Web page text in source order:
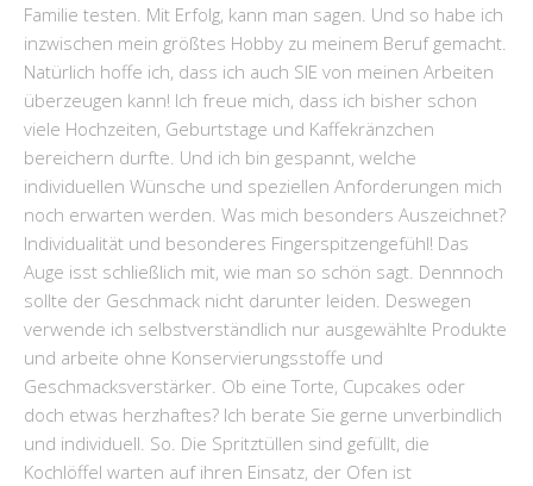
Familie testen. Mit Erfolg, kann man sagen. Und so habe ich
inzwischen mein größtes Hobby zu meinem Beruf gemacht.
Natürlich hoffe ich, dass ich auch SIE von meinen Arbeiten
überzeugen kann! Ich freue mich, dass ich bisher schon
viele Hochzeiten, Geburtstage und Kaffekränzchen
bereichern durfte. Und ich bin gespannt, welche
individuellen Wünsche und speziellen Anforderungen mich
noch erwarten werden. Was mich besonders Auszeichnet?
Individualität und besonderes Fingerspitzengefühl! Das
Auge isst schließlich mit, wie man so schön sagt. Dennnoch
sollte der Geschmack nicht darunter leiden. Deswegen
verwende ich selbstverständlich nur ausgewählte Produkte
und arbeite ohne Konservierungsstoffe und
Geschmacksverstärker. Ob eine Torte, Cupcakes oder
doch etwas herzhaftes? Ich berate Sie gerne unverbindlich
und individuell. So. Die Spritztüllen sind gefüllt, die
Kochlöffel warten auf ihren Einsatz, der Ofen ist